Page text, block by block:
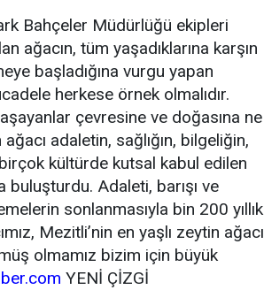
Bahçeler Müdürlüğü ekipleri
ağacın, tüm yaşadıklarına karşın
başladığına vurgu yapan
herkese örnek olmalıdır.
çevresine ve doğasına ne
adaletin, sağlığın, bilgeliğin,
kültürde kutsal kabul edilen
buluşturdu. Adaleti, barışı ve
sonlanmasıyla bin 200 yıllık
Mezitli’nin en yaşlı zeytin ağacı
olmamız bizim için büyük
YENİ ÇİZGİ